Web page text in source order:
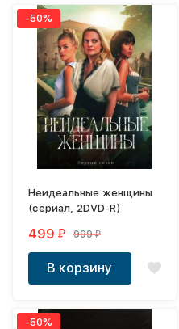
-50%
Неидеальные женщины
(сериал, 2DVD-R)
499₽ 999₽
В корзину
-50%